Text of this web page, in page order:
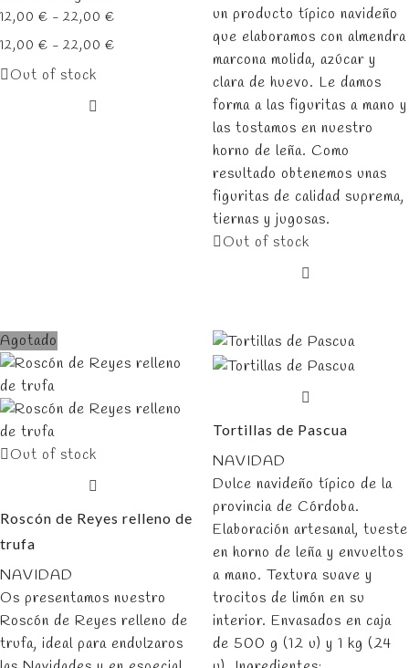
12,00 € - 22,00 €
12,00 € - 22,00 €
Out of stock
un producto típico navideño
que elaboramos con almendra
marcona molida, azúcar y
clara de huevo. Le damos
forma a las figuritas a mano y
las tostamos en nuestro
horno de leña. Como
resultado obtenemos unas
figuritas de calidad suprema,
tiernas y jugosas.
Out of stock
Agotado
Out of stock
Roscón de Reyes relleno de
trufa
NAVIDAD
Os presentamos nuestro
Roscón de Reyes relleno de
trufa, ideal para endulzaros
Tortillas de Pascua
NAVIDAD
Dulce navideño típico de la
provincia de Córdoba.
Elaboración artesanal, tueste
en horno de leña y envueltos
a mano. Textura suave y
trocitos de limón en su
interior. Envasados en caja
de 500 g (12 u) y 1 kg (24